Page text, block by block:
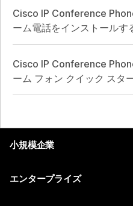
Cisco IP Conference
ーム電話をインストールす
Cisco IP Conference
ーム フォン クイック スタ
小規模企業
エンタープライズ